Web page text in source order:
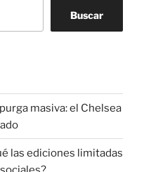
Buscar
masiva: el Chelsea
las ediciones limitadas